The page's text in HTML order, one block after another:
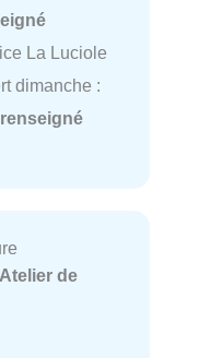
La Luciole
dimanche :
Atelier de